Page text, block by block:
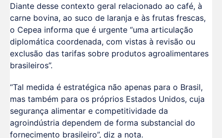
Diante desse contexto geral relacionado ao café, à
carne bovina, ao suco de laranja e às frutas frescas,
o Cepea informa que é urgente “uma articulação
diplomática coordenada, com vistas à revisão ou
exclusão das tarifas sobre produtos agroalimentares
brasileiros”.
“Tal medida é estratégica não apenas para o Brasil,
mas também para os próprios Estados Unidos, cuja
segurança alimentar e competitividade da
agroindústria dependem de forma substancial do
fornecimento brasileiro”, diz a nota.